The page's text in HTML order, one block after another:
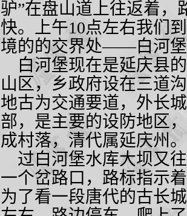
驴”在盘山道上往返着，
快。上午10点左右我们
境的的交界处——白河
白河堡现在是延庆县
山区，乡政府设在三道
地古为交通要道，外长
部，是主要的设防地区
成村落，清代属延庆州。
过白河堡水库大坝又
一个岔路口，路标指示
为了看一段唐代的古长